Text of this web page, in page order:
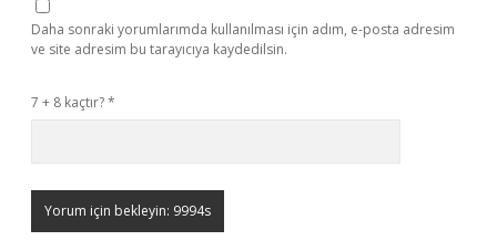
Daha sonraki yorumlarımda kullanılması için adım, e-posta adresim
ve site adresim bu tarayıcıya kaydedilsin.
7 + 8 kaçtır?*